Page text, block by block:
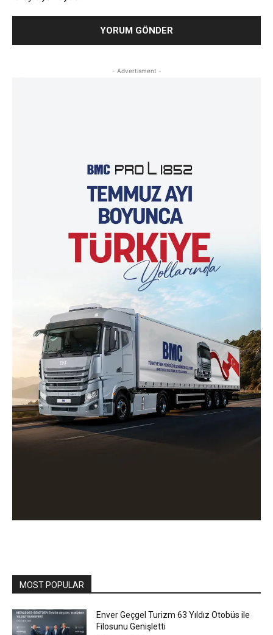
- Advertisment -
MOST POPULAR
Enver Geçgel Turizm 63 Yıldız Otobüs ile
Filosunu Genişletti